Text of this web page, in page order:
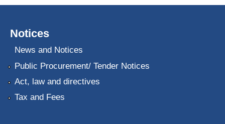
Notices
News and Notices
Public Procurement/ Tender Notices
Act, law and directives
Tax and Fees